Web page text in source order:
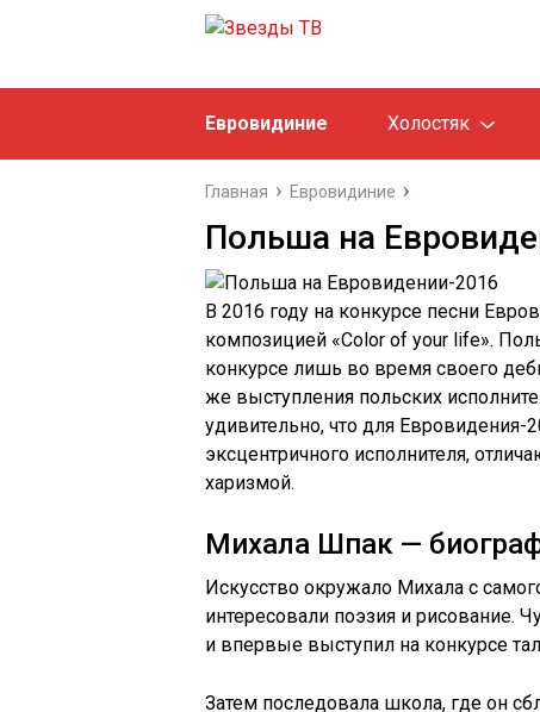
Евровидиние Холостяк
Главная Евровидиние
Польша на
В 2016 году на конкурсе песни
композицией «Color of your life».
конкурсе лишь во время своего
же выступления польских
удивительно, что для
эксцентричного исполнителя,
харизмой.
Михала Шпак —
Искусство окружало Михала с
интересовали поэзия и рисование.
и впервые выступил на конкурсе
Затем последовала школа, где он